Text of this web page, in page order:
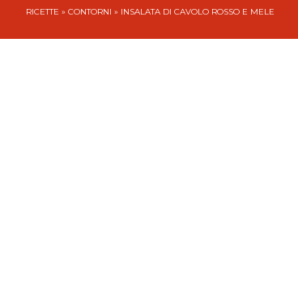
RICETTE » CONTORNI » INSALATA DI CAVOLO ROSSO E MELE